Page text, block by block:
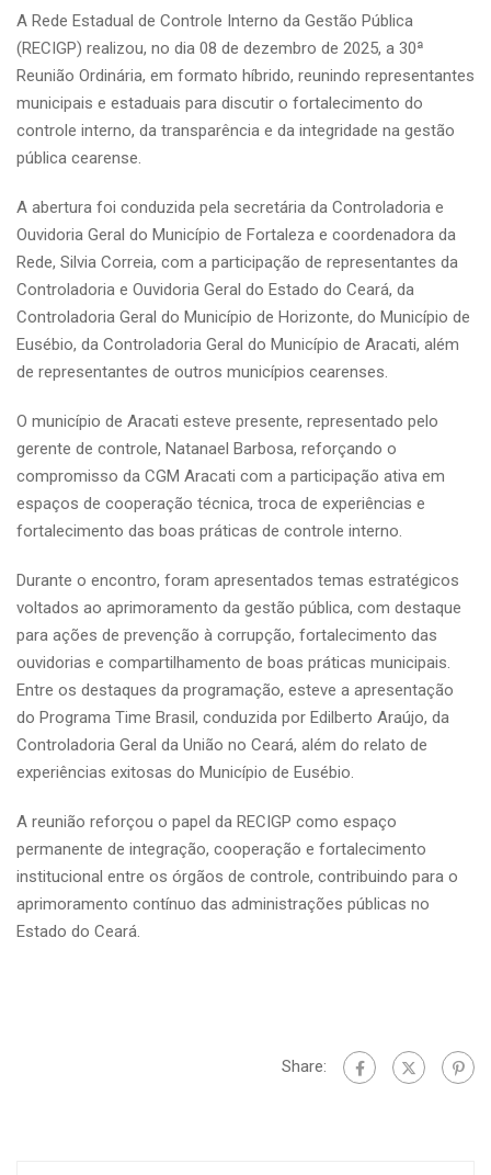
A Rede Estadual de Controle Interno da Gestão Pública
(RECIGP) realizou, no dia 08 de dezembro de 2025, a 30ª
Reunião Ordinária, em formato híbrido, reunindo representantes
municipais e estaduais para discutir o fortalecimento do
controle interno, da transparência e da integridade na gestão
pública cearense.
A abertura foi conduzida pela secretária da Controladoria e
Ouvidoria Geral do Município de Fortaleza e coordenadora da
Rede, Silvia Correia, com a participação de representantes da
Controladoria e Ouvidoria Geral do Estado do Ceará, da
Controladoria Geral do Município de Horizonte, do Município de
Eusébio, da Controladoria Geral do Município de Aracati, além
de representantes de outros municípios cearenses.
O município de Aracati esteve presente, representado pelo
gerente de controle, Natanael Barbosa, reforçando o
compromisso da CGM Aracati com a participação ativa em
espaços de cooperação técnica, troca de experiências e
fortalecimento das boas práticas de controle interno.
Durante o encontro, foram apresentados temas estratégicos
voltados ao aprimoramento da gestão pública, com destaque
para ações de prevenção à corrupção, fortalecimento das
ouvidorias e compartilhamento de boas práticas municipais.
Entre os destaques da programação, esteve a apresentação
do Programa Time Brasil, conduzida por Edilberto Araújo, da
Controladoria Geral da União no Ceará, além do relato de
experiências exitosas do Município de Eusébio.
A reunião reforçou o papel da RECIGP como espaço
permanente de integração, cooperação e fortalecimento
institucional entre os órgãos de controle, contribuindo para o
aprimoramento contínuo das administrações públicas no
Estado do Ceará.
Share: